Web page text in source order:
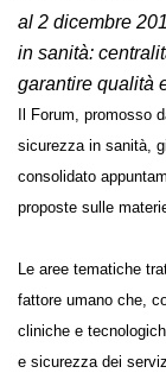
al 2 dicembre
in sanità:
garantire qualità
Il Forum, promosso
sicurezza in sanità,
consolidato
proposte sulle
Le aree tematiche
fattore umano che,
cliniche e
e sicurezza dei